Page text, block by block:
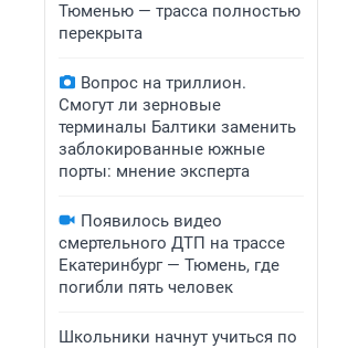
Тюменью — трасса полностью
перекрыта
Вопрос на триллион.
Смогут ли зерновые
терминалы Балтики заменить
заблокированные южные
порты: мнение эксперта
Появилось видео
смертельного ДТП на трассе
Екатеринбург — Тюмень, где
погибли пять человек
Школьники начнут учиться по